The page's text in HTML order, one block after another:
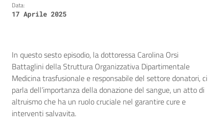
Data:
17 Aprile 2025
In questo sesto episodio, la dottoressa Carolina Orsi
Battaglini della Struttura Organizzativa Dipartimentale
Medicina trasfusionale e responsabile del settore donatori, ci
parla dell’importanza della donazione del sangue, un atto di
altruismo che ha un ruolo cruciale nel garantire cure e
interventi salvavita.